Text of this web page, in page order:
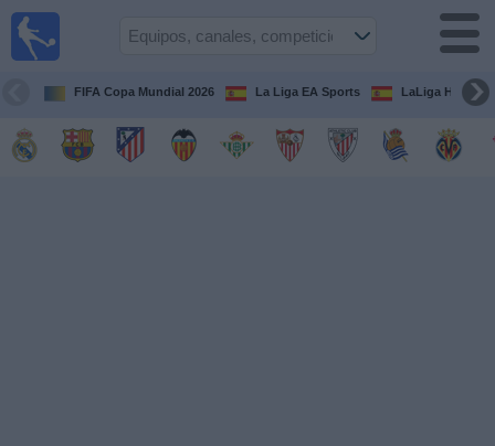
FIFA Copa Mundial 2026 La Liga EA Sports LaLiga
Guía de
Televisados